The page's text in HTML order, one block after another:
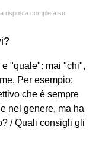
risposta completa su
"quale": mai "chi",
Per esempio:
che è sempre
nel genere, ma ha
/ Quali consigli gli